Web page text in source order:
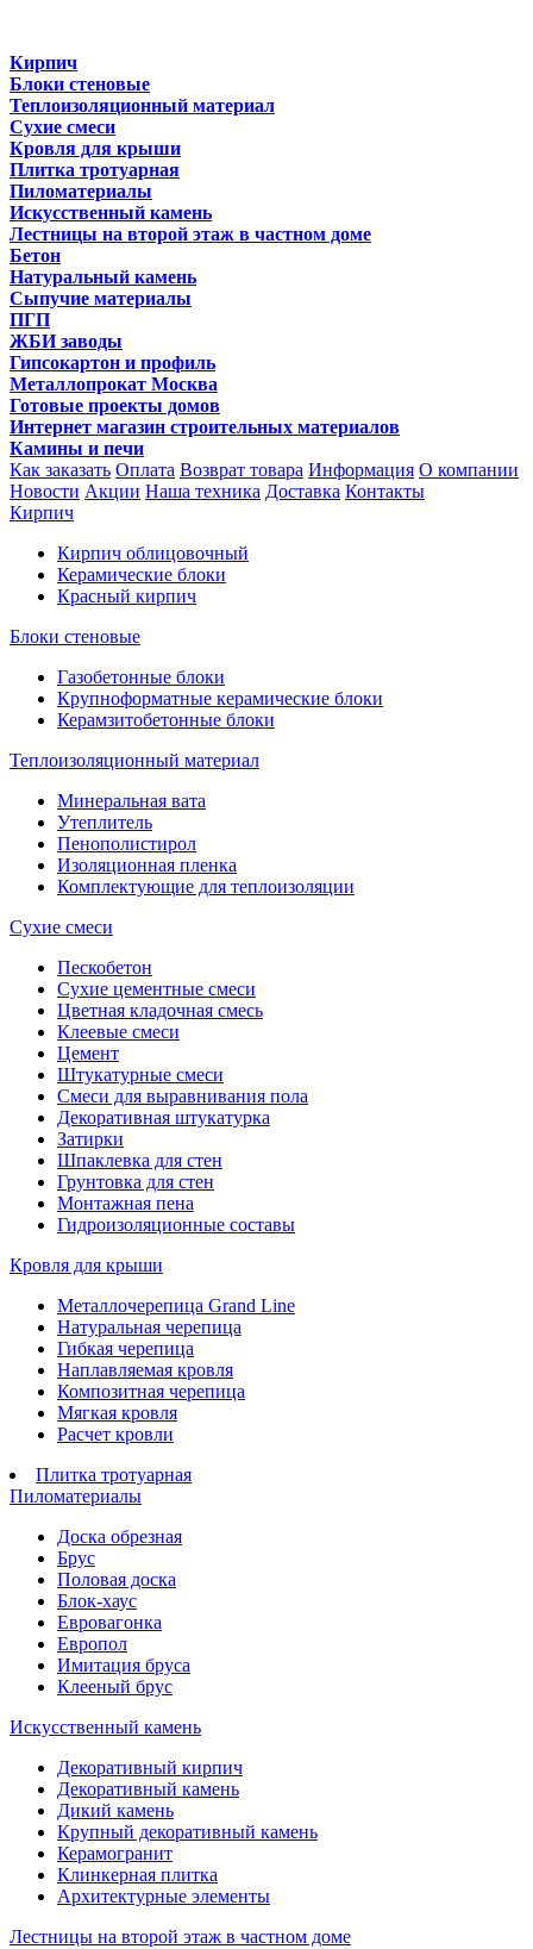
Кирпич
Блоки стеновые
Теплоизоляционный материал
Сухие смеси
Кровля для крыши
Плитка тротуарная
Пиломатериалы
Искусственный камень
Лестницы на второй этаж в частном доме
Бетон
Натуральный камень
Сыпучие материалы
ПГП
ЖБИ заводы
Гипсокартон и профиль
Металлопрокат Москва
Готовые проекты домов
Интернет магазин строительных материалов
Камины и печи
Как заказать Оплата Возврат товара Информация О компании
Новости Акции Наша техника Доставка Контакты
Кирпич
Кирпич облицовочный
Керамические блоки
Красный кирпич
Блоки стеновые
Газобетонные блоки
Крупноформатные керамические блоки
Керамзитобетонные блоки
Теплоизоляционный материал
Минеральная вата
Утеплитель
Пенополистирол
Изоляционная пленка
Комплектующие для теплоизоляции
Сухие смеси
Пескобетон
Сухие цементные смеси
Цветная кладочная смесь
Клеевые смеси
Цемент
Штукатурные смеси
Смеси для выравнивания пола
Декоративная штукатурка
Затирки
Шпаклевка для стен
Грунтовка для стен
Монтажная пена
Гидроизоляционные составы
Кровля для крыши
Металлочерепица Grand Line
Натуральная черепица
Гибкая черепица
Наплавляемая кровля
Композитная черепица
Мягкая кровля
Расчет кровли
Плитка тротуарная
Пиломатериалы
Доска обрезная
Брус
Половая доска
Блок-хаус
Евровагонка
Европол
Имитация бруса
Клееный брус
Искусственный камень
Декоративный кирпич
Декоративный камень
Дикий камень
Крупный декоративный камень
Керамогранит
Клинкерная плитка
Архитектурные элементы
Лестницы на второй этаж в частном доме